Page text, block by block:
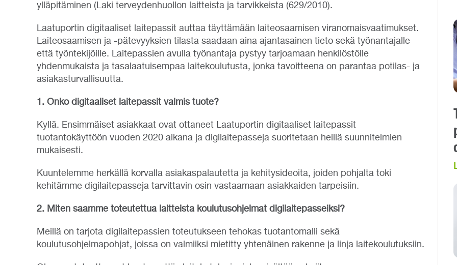
ylläpitäminen (Laki terveydenhuollon laitteista ja tarvikkeista (629/2010).
Laatuportin digitaaliset laitepassit auttaa täyttämään laiteosaamisen viranomaisvaatimukset.
Laiteosaamisen ja -pätevyyksien tilasta saadaan aina ajantasainen tieto sekä työnantajalle
että työntekijöille. Laitepassien avulla työnantaja pystyy tarjoamaan henkilöstölle
yhdenmukaista ja tasalaatuisempaa laitekoulutusta, jonka tavoitteena on parantaa potilas- ja
asiakasturvallisuutta.
1. Onko digitaaliset laitepassit valmis tuote?
Kyllä. Ensimmäiset asiakkaat ovat ottaneet Laatuportin digitaaliset laitepassit
tuotantokäyttöön vuoden 2020 aikana ja digilaitepasseja suoritetaan heillä suunnitelmien
mukaisesti.
Kuuntelemme herkällä korvalla asiakaspalautetta ja kehitysideoita, joiden pohjalta toki
kehitämme digilaitepasseja tarvittavin osin vastaamaan asiakkaiden tarpeisiin.
2. Miten saamme toteutettua laitteista koulutusohjelmat digilaitepasseiksi?
Meillä on tarjota digilaitepassien toteutukseen tehokas tuotantomalli sekä
koulutusohjelmapohjat, joissa on valmiiksi mietitty yhtenäinen rakenne ja linja laitekoulutuksiin.